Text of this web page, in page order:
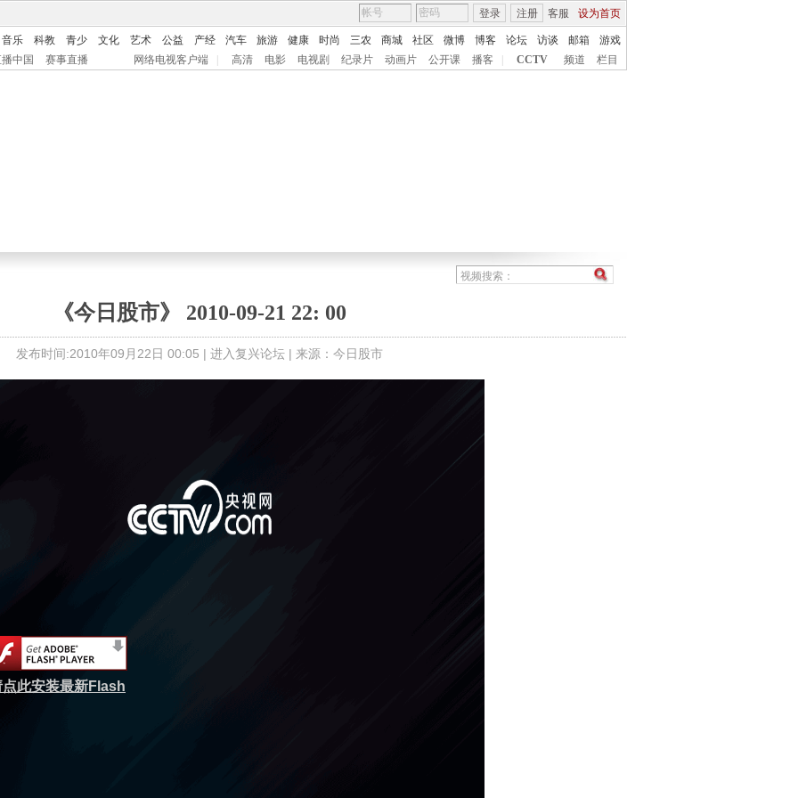
客服 设为首页
登录 注册
音乐 科教 青少 文化 艺术 公益 产经 汽车 旅游 健康 时尚 三农 商城 社区 微博 博客 论坛 访谈 邮箱
游戏
中国
赛事直播 网络电视客户端 高清 电影 电视剧 纪录片 动画片 公开课 播客 CCTV 频道 栏目
《今日股市》 2010-09-21 22: 00
发布时间:2010年09月22日 00:05 | 进入复兴论坛 | 来源：今日股市
点此安装最新Flash